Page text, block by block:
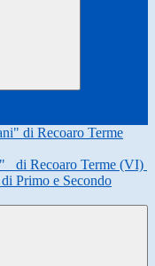
di Recoaro Terme (VI)
Primo e Secondo